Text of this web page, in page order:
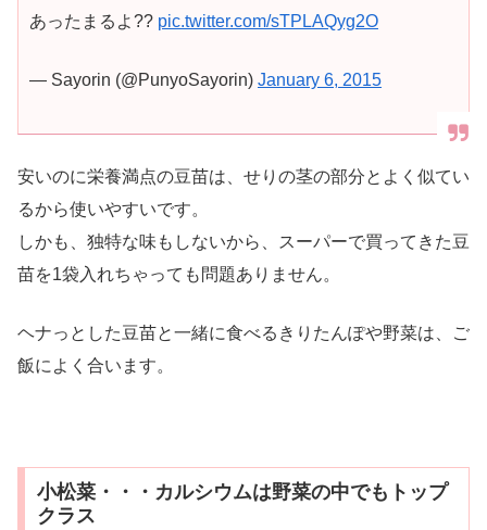
あったまるよ?? pic.twitter.com/sTPLAQyg2O
— Sayorin (@PunyoSayorin) January 6, 2015
安いのに栄養満点の豆苗は、せりの茎の部分とよく似てい
るから使いやすいです。
しかも、独特な味もしないから、スーパーで買ってきた豆
苗を1袋入れちゃっても問題ありません。
ヘナっとした豆苗と一緒に食べるきりたんぽや野菜は、ご
飯によく合います。
小松菜・・・カルシウムは野菜の中でもトップ
クラス